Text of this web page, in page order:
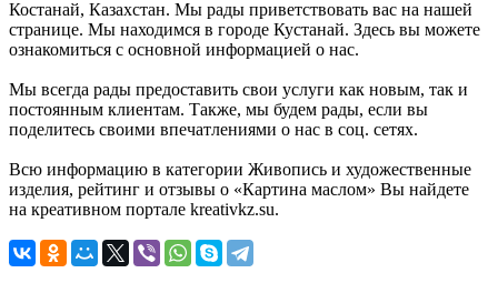
Костанай, Казахстан. Мы рады приветствовать вас на нашей
странице. Мы находимся в городе Кустанай. Здесь вы можете
ознакомиться с основной информацией о нас.
Мы всегда рады предоставить свои услуги как новым, так и
постоянным клиентам. Также, мы будем рады, если вы
поделитесь своими впечатлениями о нас в соц. сетях.
Всю информацию в категории Живопись и художественные
изделия, рейтинг и отзывы о «Картина маслом» Вы найдете
на креативном портале kreativkz.su.